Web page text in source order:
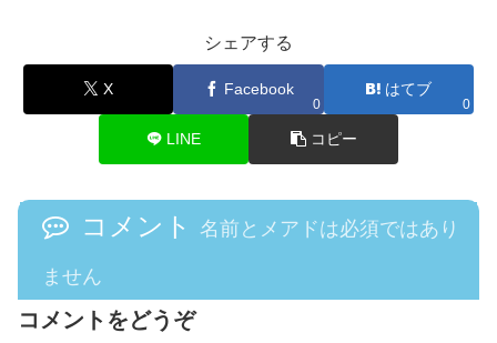
シェアする
X Facebook
0
はてブ
0
LINE コピー
コメント 名前とメアドは必須ではあり
ません
コメントをどうぞ